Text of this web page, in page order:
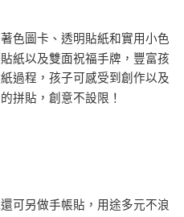
色圖卡、透明貼紙和實用小色
紙以及雙面祝福手牌，豐富孩
過程，孩子可感受到創作以及
拼貼，創意不設限！
可另做手帳貼，用途多元不浪